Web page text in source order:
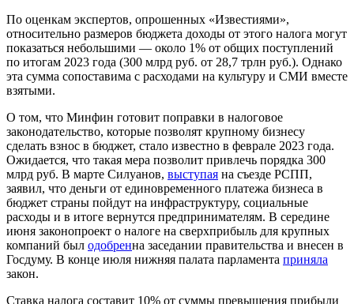
По оценкам экспертов, опрошенных «Известиями»,
относительно размеров бюджета доходы от этого налога могут
показаться небольшими — около 1% от общих поступлений
по итогам 2023 года (300 млрд руб. от 28,7 трлн руб.). Однако
эта сумма сопоставима с расходами на культуру и СМИ вместе
взятыми.
О том, что Минфин готовит поправки в налоговое
законодательство, которые позволят крупному бизнесу
сделать взнос в бюджет, стало известно в феврале 2023 года.
Ожидается, что такая мера позволит привлечь порядка 300
млрд руб. В марте Силуанов, выступая на съезде РСПП,
заявил, что деньги от единовременного платежа бизнеса в
бюджет страны пойдут на инфраструктуру, социальные
расходы и в итоге вернутся предпринимателям. В середине
июня законопроект о налоге на сверхприбыль для крупных
компаний был одобренна заседании правительства и внесен в
Госдуму. В конце июля нижняя палата парламента приняла
закон.
Ставка налога составит 10% от суммы превышения прибыли